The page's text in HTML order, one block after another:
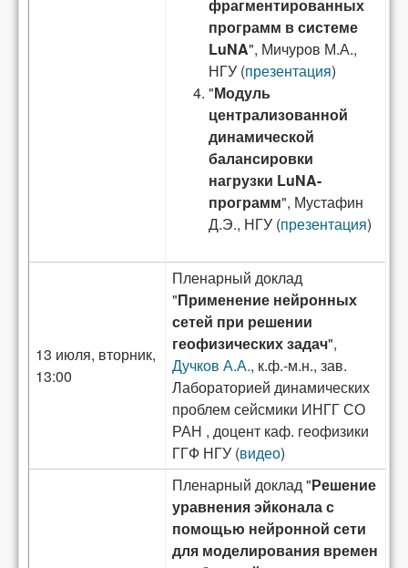
фрагментированных
программ в системе
LuNA", Мичуров М.А.,
НГУ (презентация)
"Модуль
централизованной
динамической
балансировки
нагрузки LuNA-
программ", Мустафин
Д.Э., НГУ (презентация)
13 июля, вторник,
13:00
Пленарный доклад
"Применение нейронных
сетей при решении
геофизических задач",
Дучков А.А., к.ф.-м.н., зав.
Лабораторией динамических
проблем сейсмики ИНГГ СО
РАН , доцент каф. геофизики
ГГФ НГУ (видео)
Пленарный доклад "Решение
уравнения эйконала с
помощью нейронной сети
для моделирования времен